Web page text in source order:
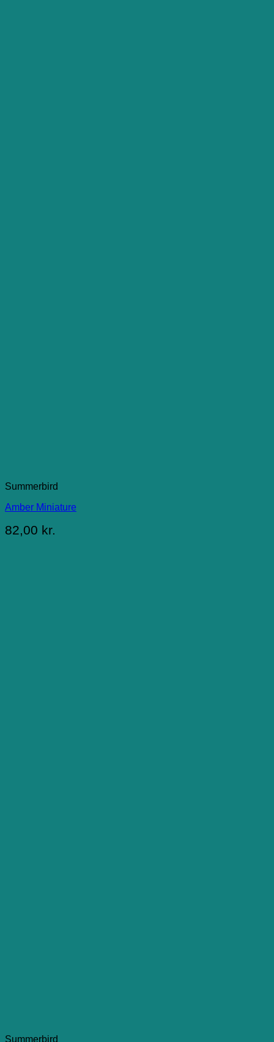
Summerbird
Amber Miniature
82,00 kr.
Summerbird